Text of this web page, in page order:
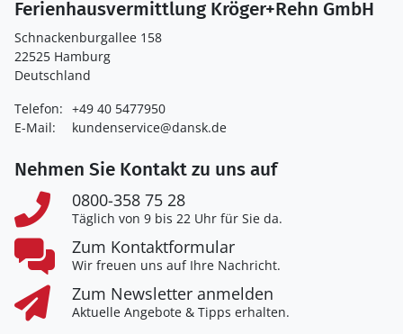
Ferienhausvermittlung Kröger+Rehn GmbH
Schnackenburgallee 158
22525 Hamburg
Deutschland
Telefon: +49 40 5477950
E-Mail:
kundenservice@dansk.de
Nehmen Sie Kontakt zu uns auf
0800-358 75 28
Täglich von 9 bis 22 Uhr für Sie da.
Zum Kontaktformular
Wir freuen uns auf Ihre Nachricht.
Zum Newsletter anmelden
Aktuelle Angebote & Tipps erhalten.